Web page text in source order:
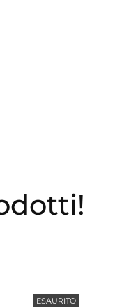
ESAURITO